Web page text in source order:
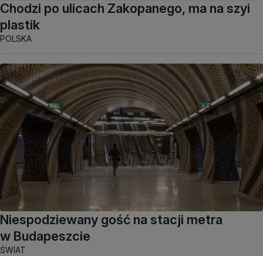
Chodzi po ulicach Zakopanego, ma na szyi
plastik
POLSKA
Niespodziewany gość na stacji metra
w Budapeszcie
ŚWIAT